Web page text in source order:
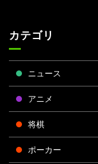
カテゴリ
ニュース
アニメ
将棋
ポーカー